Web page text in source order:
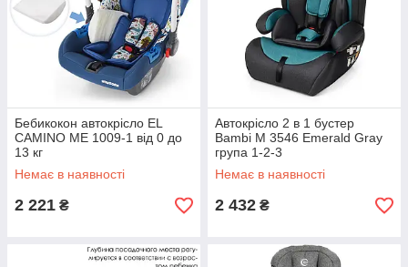
Бебикокон автокрісло EL
CAMINO ME 1009-1 від 0 до
13 кг
Немає в наявності
2 221 ₴
Автокрісло 2 в 1 бустер
Bambi M 3546 Emerald Gray
група 1-2-3
Немає в наявності
2 432 ₴